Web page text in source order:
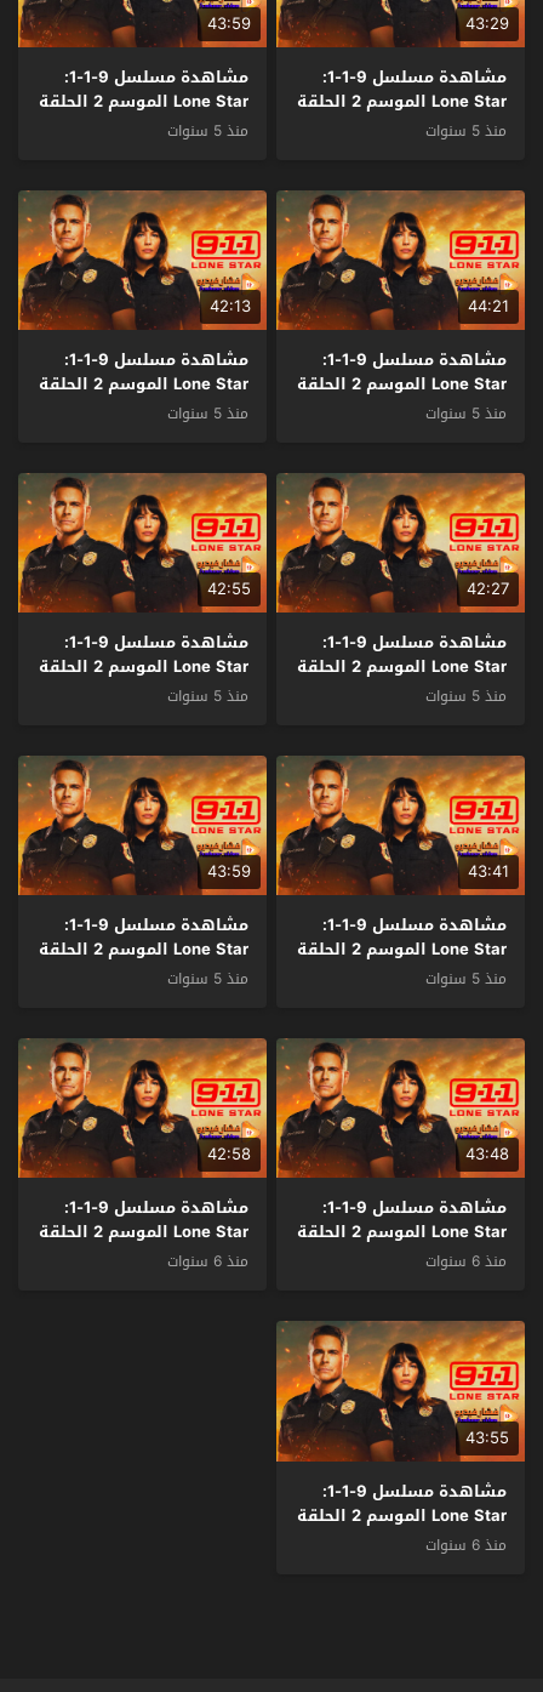
43:29
مشاهدة مسلسل 9-1-1:
Lone Star الموسم 2 الحلقة
11 مترجم
منذ 5 سنوات
43:59
مشاهدة مسلسل 9-1-1:
Lone Star الموسم 2 الحلقة
10 مترجم
منذ 5 سنوات
44:21
مشاهدة مسلسل 9-1-1:
Lone Star الموسم 2 الحلقة
9 مترجم
منذ 5 سنوات
42:13
مشاهدة مسلسل 9-1-1:
Lone Star الموسم 2 الحلقة
8 مترجم
منذ 5 سنوات
42:27
مشاهدة مسلسل 9-1-1:
Lone Star الموسم 2 الحلقة
7 مترجم
منذ 5 سنوات
42:55
مشاهدة مسلسل 9-1-1:
Lone Star الموسم 2 الحلقة
6 مترجم
منذ 5 سنوات
43:41
مشاهدة مسلسل 9-1-1:
Lone Star الموسم 2 الحلقة
5 مترجم
منذ 5 سنوات
43:59
مشاهدة مسلسل 9-1-1:
Lone Star الموسم 2 الحلقة
4 مترجم
منذ 5 سنوات
43:48
مشاهدة مسلسل 9-1-1:
Lone Star الموسم 2 الحلقة
3 مترجم
منذ 6 سنوات
42:58
مشاهدة مسلسل 9-1-1:
Lone Star الموسم 2 الحلقة
2 مترجم
منذ 6 سنوات
43:55
مشاهدة مسلسل 9-1-1:
Lone Star الموسم 2 الحلقة
1 مترجم
منذ 6 سنوات